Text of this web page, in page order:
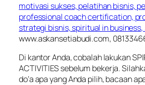
www.askansetiabudi.com,
Di kantor Anda, cobalah lakukan
ACTIVITIES sebelum bekerja.
do’a apa yang Anda pilih, bacaan